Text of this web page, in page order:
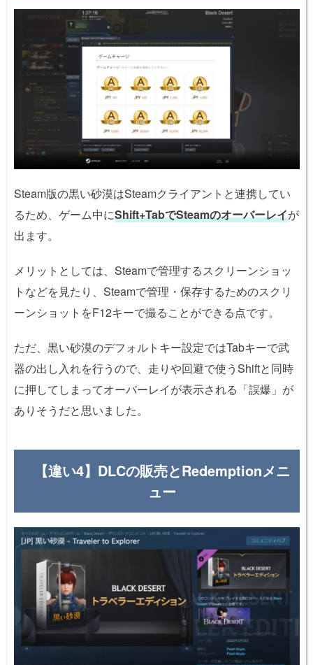
Steam版の黒い砂漠はSteamクライアントと連携してい
るため、ゲーム中にShift+TabでSteamのオーバーレイが
出ます。
メリットとしては、Steamで管理するスクリーンショッ
トなどを見たり、Steamで管理・保存するためのスクリ
ーンショットをF12キーで撮ることができる点です。
ただ、黒い砂漠のデフォルトキー設定ではTabキーで武
器の出し入れを行うので、走りや回避で使うShiftと同時
に押してしまってオーバーレイが表示される「誤爆」が
ありそうだと思いました。
【違い4】DLCの販売とRedemptionメニ
ュー